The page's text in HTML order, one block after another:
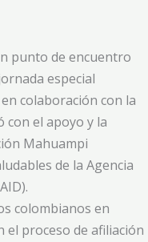
punto de encuentro
especial
colaboración con la
con el apoyo y la
Mahuampi
de la Agencia
colombianos en
proceso de afiliación